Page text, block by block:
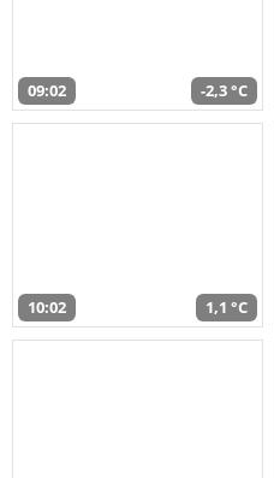
09:02 -2,3 °C
10:02 1,1 °C